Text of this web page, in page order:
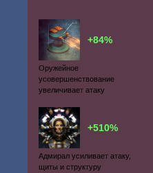
+84%
Оружейное
усовершенствование
увеличивает атаку
+510%
Адмирал усиливает атаку,
щиты и структуру